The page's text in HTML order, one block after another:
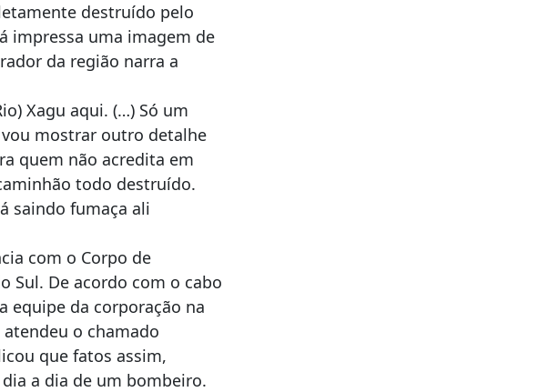
destruído pelo
impressa uma imagem de
da região narra a
Xagu aqui. (…) Só um
mostrar outro detalhe
quem não acredita em
todo destruído.
saindo fumaça ali
com o Corpo de
Sul. De acordo com o cabo
equipe da corporação na
o chamado
que fatos assim,
a dia de um bombeiro.